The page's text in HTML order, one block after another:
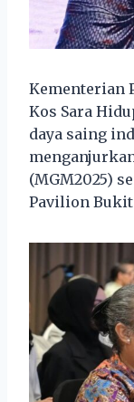
Kementerian
Kos Sara
daya saing
(MGM2025)
Pavilion